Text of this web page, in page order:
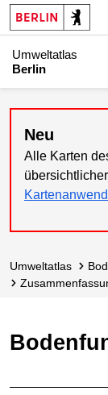
Umweltatlas
Berlin
Neu
Alle Karten
Umweltatlas